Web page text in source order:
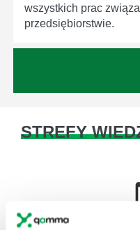
wszystkich prac
przedsiębiorstwie.
STREFY